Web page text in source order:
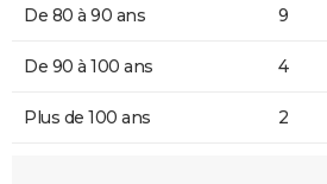
De 80 à 90 ans 9
De 90 à 100 ans 4
Plus de 100 ans 2